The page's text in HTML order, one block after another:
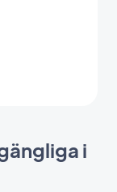
i